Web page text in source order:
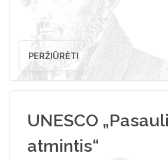
PERŽIŪRĖTI
UNESCO
atmintis“